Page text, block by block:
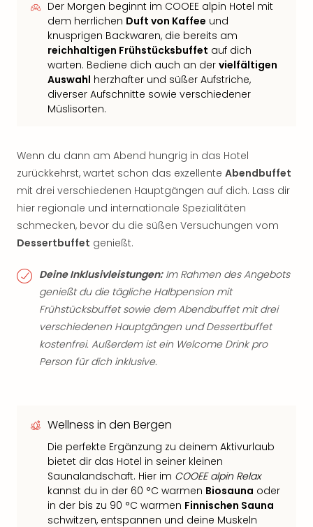
Der Morgen beginnt im COOEE alpin Hotel mit
dem herrlichen Duft von Kaffee und
knusprigen Backwaren, die bereits am
reichhaltigen Frühstücksbuffet auf dich
warten. Bediene dich auch an der vielfältigen
Auswahl herzhafter und süßer Aufstriche,
diverser Aufschnitte sowie verschiedener
Müslisorten.
Wenn du dann am Abend hungrig in das Hotel
zurückkehrst, wartet schon das exzellente Abendbuffet
mit drei verschiedenen Hauptgängen auf dich. Lass dir
hier regionale und internationale Spezialitäten
schmecken, bevor du die süßen Versuchungen vom
Dessertbuffet genießt.
Deine Inklusivleistungen:Im Rahmen des Angebots
genießt du die tägliche Halbpension mit
Frühstücksbuffet sowie dem Abendbuffet mit drei
verschiedenen Hauptgängen und Dessertbuffet
kostenfrei. Außerdem ist ein Welcome Drink pro
Person für dich inklusive.
Wellness in den Bergen
Die perfekte Ergänzung zu deinem Aktivurlaub
bietet dir das Hotel in seiner kleinen
Saunalandschaft. Hier im COOEE alpin Relax
kannst du in der 60 °C warmen Biosauna oder
in der bis zu 90 °C warmen Finnischen Sauna
schwitzen, entspannen und deine Muskeln